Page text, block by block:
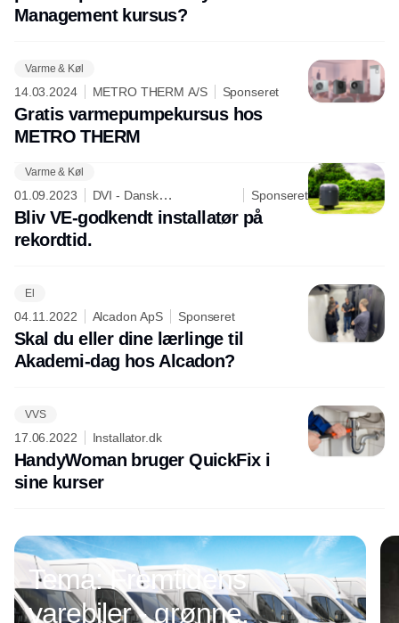
Management kursus?
Varme & Køl
14.03.2024 METRO THERM A/S Sponseret
Gratis varmepumpekursus hos
METRO THERM
Varme & Køl
01.09.2023
DVI - Dansk
Varmepumpe Industri
Sponseret
Bliv VE-godkendt installatør på
rekordtid.
El
04.11.2022 Alcadon ApS Sponseret
Skal du eller dine lærlinge til
Akademi-dag hos Alcadon?
VVS
17.06.2022 Installator.dk
HandyWoman bruger QuickFix i
sine kurser
Tema: Fremtidens
varebiler - grønne,